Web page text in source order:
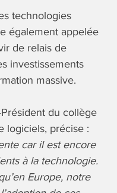
technologies
également appelée
de relais de
investissements
massive.
du collège
logiciels, précise :
car il est encore
à la technologie.
Europe, notre